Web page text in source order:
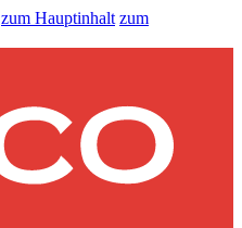
zum Hauptinhalt zum